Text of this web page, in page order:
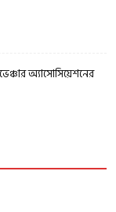
অ্যাসোসিয়েশনের